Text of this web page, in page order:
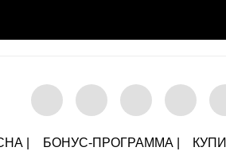
| БОНУС-ПРОГРАММА |